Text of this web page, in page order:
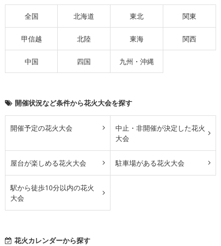
全国 北海道 東北 関東
甲信越 北陸 東海 関西
中国 四国 九州・沖縄
開催状況など条件から花火大会を探す
開催予定の花火大会
中止・非開催が決定した花火
大会
屋台が楽しめる花火大会 駐車場がある花火大会
駅から徒歩10分以内の花火
大会
花火カレンダーから探す